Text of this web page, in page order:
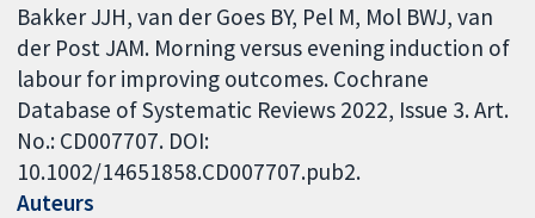
Bakker JJH, van der Goes BY, Pel M, Mol BWJ, van
der Post JAM. Morning versus evening induction of
labour for improving outcomes. Cochrane
Database of Systematic Reviews 2022, Issue 3. Art.
No.: CD007707. DOI:
10.1002/14651858.CD007707.pub2.
Auteurs